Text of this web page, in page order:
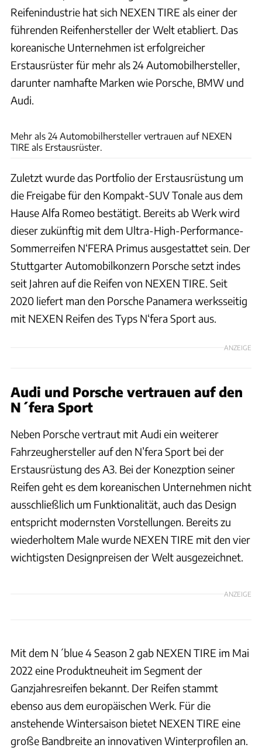
Reifenindustrie hat sich NEXEN TIRE als einer der
führenden Reifenhersteller der Welt etabliert. Das
koreanische Unternehmen ist erfolgreicher
Erstausrüster für mehr als 24 Automobilhersteller,
darunter namhafte Marken wie Porsche, BMW und
Audi.
Mehr als 24 Automobilhersteller vertrauen auf NEXEN
TIRE als Erstausrüster.
Zuletzt wurde das Portfolio der Erstausrüstung um
die Freigabe für den Kompakt-SUV Tonale aus dem
Hause Alfa Romeo bestätigt. Bereits ab Werk wird
dieser zukünftig mit dem Ultra-High-Performance-
Sommerreifen N‘FERA Primus ausgestattet sein. Der
Stuttgarter Automobilkonzern Porsche setzt indes
seit Jahren auf die Reifen von NEXEN TIRE. Seit
2020 liefert man den Porsche Panamera werksseitig
mit NEXEN Reifen des Typs N‘fera Sport aus.
ANZEIGE
Audi und Porsche vertrauen auf den
N´fera Sport
Neben Porsche vertraut mit Audi ein weiterer
Fahrzeughersteller auf den N’fera Sport bei der
Erstausrüstung des A3. Bei der Konezption seiner
Reifen geht es dem koreanischen Unternehmen nicht
ausschließlich um Funktionalität, auch das Design
entspricht modernsten Vorstellungen. Bereits zu
wiederholtem Male wurde NEXEN TIRE mit den vier
wichtigsten Designpreisen der Welt ausgezeichnet.
ANZEIGE
Mit dem N´blue 4 Season 2 gab NEXEN TIRE im Mai
2022 eine Produktneuheit im Segment der
Ganzjahresreifen bekannt. Der Reifen stammt
ebenso aus dem europäischen Werk. Für die
anstehende Wintersaison bietet NEXEN TIRE eine
große Bandbreite an innovativen Winterprofilen an.